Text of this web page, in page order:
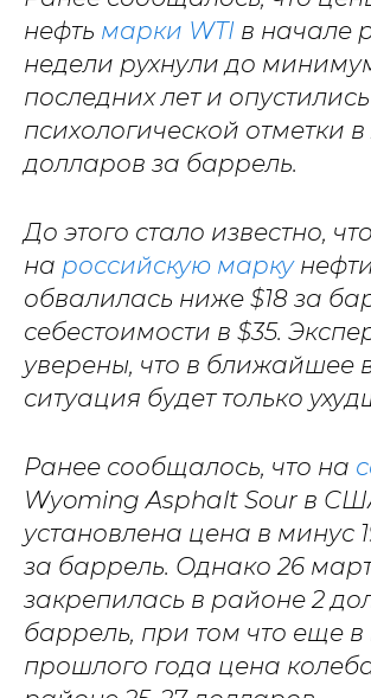
нефть марки WTI в начале
недели рухнули до
последних лет и
психологической отметки в
долларов за баррель.
До этого стало известно,
на российскую марку
обвалилась ниже $18 за
себестоимости в $35.
уверены, что в ближайшее
ситуация будет только
Ранее сообщалось, что на
Wyoming Asphalt Sour в
установлена цена в минус
за баррель. Однако 26
закрепилась в районе 2
баррель, при том что еще в
прошлого года цена